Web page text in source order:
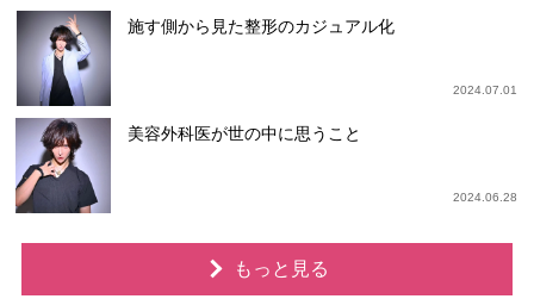
施す側から見た整形のカジュアル化
2024.07.01
美容外科医が世の中に思うこと
2024.06.28
もっと見る